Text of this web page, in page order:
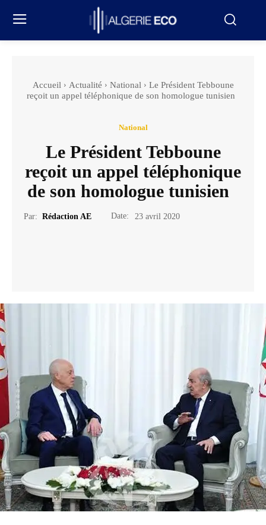
Accueil Actualité National
Le Président Tebboune
reçoit un appel téléphonique de son homologue tunisien
National
Le Président Tebboune
reçoit un appel téléphonique
de son homologue tunisien
Par: Rédaction AE Date: 23 avril 2020